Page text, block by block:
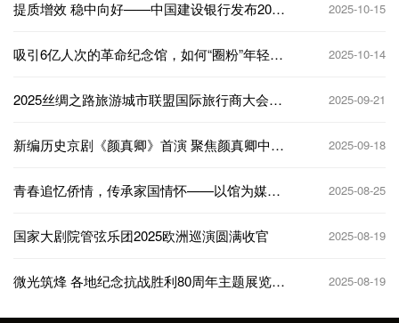
提质增效 稳中向好——中国建设银行发布2025
2025-10-15
吸引6亿人次的革命纪念馆，如何“圈粉”年轻人
2025-10-14
2025丝绸之路旅游城市联盟国际旅行商大会在
2025-09-21
新编历史京剧《颜真卿》首演 聚焦颜真卿中晚
2025-09-18
青春追忆侨情，传承家国情怀——以馆为媒，
2025-08-25
国家大剧院管弦乐团2025欧洲巡演圆满收官 2025-08-19
微光筑烽 各地纪念抗战胜利80周年主题展览点
2025-08-19